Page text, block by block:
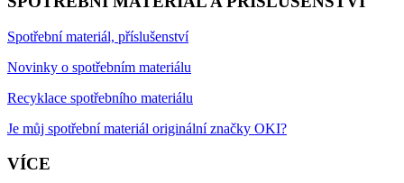
Spotřební materiál, příslušenství
Novinky o spotřebním materiálu
Recyklace spotřebního materiálu
Je můj spotřební materiál originální značky OKI?
VÍCE